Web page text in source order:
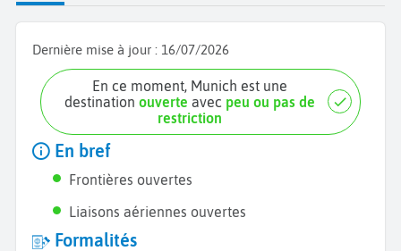
Dernière mise à jour : 16/07/2026
En ce moment, Munich est une
destinationouverte avec peu ou pas de
restriction
En bref
Frontières ouvertes
Liaisons aériennes ouvertes
Formalités